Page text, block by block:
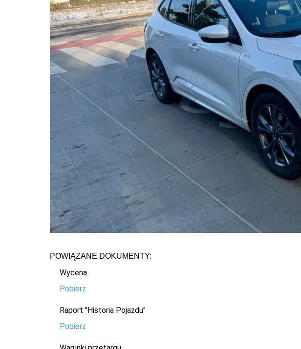
POWIĄZANE DOKUMENTY:
Wycena
Pobierz
Raport "Historia Pojazdu"
Pobierz